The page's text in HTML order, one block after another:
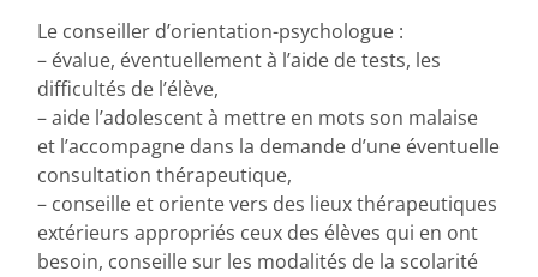
Le conseiller d’orientation-psychologue :
– évalue, éventuellement à l’aide de tests, les
difficultés de l’élève,
– aide l’adolescent à mettre en mots son malaise
et l’accompagne dans la demande d’une éventuelle
consultation thérapeutique,
– conseille et oriente vers des lieux thérapeutiques
extérieurs appropriés ceux des élèves qui en ont
besoin, conseille sur les modalités de la scolarité